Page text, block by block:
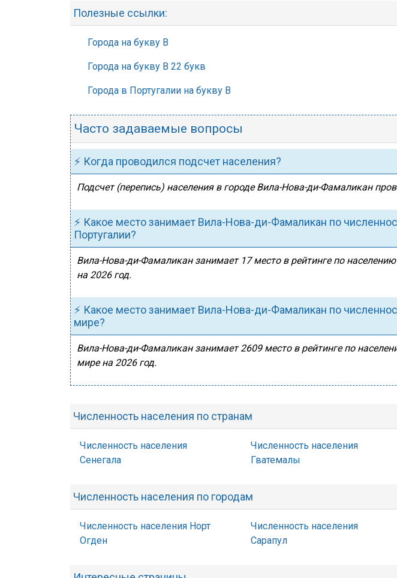
Полезные ссылки:
Города на букву В
Города на букву В 22 букв
Города в Португалии на букву В
Часто задаваемые вопросы
⚡ Когда проводился подсчет населения?
Подсчет (перепись) населения в городе Вила-Нова-ди-Фамаликан
⚡ Какое место занимает Вила-Нова-ди-Фамаликан по
Португалии?
Вила-Нова-ди-Фамаликан занимает 17 место в рейтинге по
на 2026 год.
⚡ Какое место занимает Вила-Нова-ди-Фамаликан по
мире?
Вила-Нова-ди-Фамаликан занимает 2609 место в рейтинге по
мире на 2026 год.
Численность населения по странам
Численность населения
Сенегала
Численность населения
Гватемалы
Численность населения по городам
Численность населения Норт
Огден
Численность населения
Сарапул